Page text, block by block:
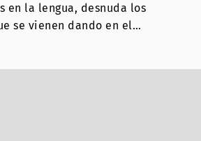
en la lengua, desnuda los
se vienen dando en el…